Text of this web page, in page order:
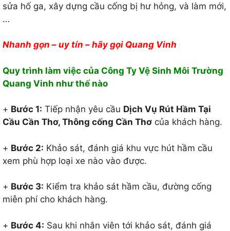
sửa hố ga, xây dựng cầu cống bị hư hỏng, và làm mới,
…
Nhanh gọn – uy tín – hãy gọi Quang Vinh
Quy trình làm việc của Công Ty Vệ Sinh Môi Trường
Quang Vinh như thế nào
+ Bước 1: Tiếp nhận yêu cầu Dịch Vụ Rút Hầm Tại
Cầu Cần Thơ, Thông cống Cần Thơ của khách hàng.
+ Bước 2: Khảo sát, đánh giá khu vực hút hầm cầu
xem phù hợp loại xe nào vào được.
+ Bước 3: Kiểm tra khảo sát hầm cầu, đường cống
miễn phí cho khách hàng.
+ Bước 4: Sau khi nhân viên tới khảo sát, đánh giá